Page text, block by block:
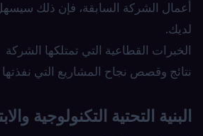
أعمال الشركة السابقة، فإن ذلك سيسهل
لديك.
الخبرات القطاعية التي تمتلكها الشركة
نتائج وقصص نجاح المشاريع التي نفذتها
البنية التحتية التكنولوجية